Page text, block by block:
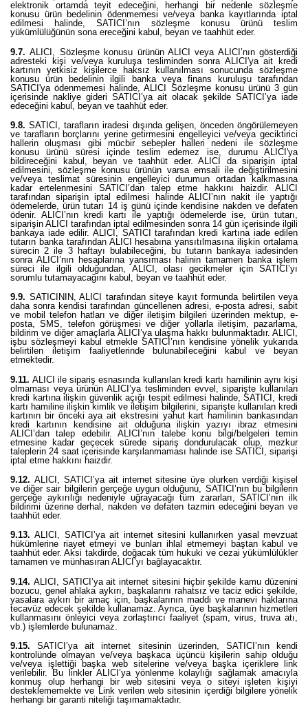
elektronik ortamda teyit edeceğini, herhangi bir nedenle sözleşme
konusu ürün bedelinin ödenmemesi ve/veya banka kayıtlarında iptal
edilmesi halinde, SATICI’nın sözleşme konusu ürünü teslim
yükümlülüğünün sona ereceğini kabul, beyan ve taahhüt eder.
9.7. ALICI, Sözleşme konusu ürünün ALICI veya ALICI’nın gösterdiği
adresteki kişi ve/veya kuruluşa tesliminden sonra ALICI'ya ait kredi
kartının yetkisiz kişilerce haksız kullanılması sonucunda sözleşme
konusu ürün bedelinin ilgili banka veya finans kuruluşu tarafından
SATICI'ya ödenmemesi halinde, ALICI Sözleşme konusu ürünü 3 gün
içerisinde nakliye gideri SATICI’ya ait olacak şekilde SATICI’ya iade
edeceğini kabul, beyan ve taahhüt eder.
9.8. SATICI, tarafların iradesi dışında gelişen, önceden öngörülemeyen
ve tarafların borçlarını yerine getirmesini engelleyici ve/veya geciktirici
hallerin oluşması gibi mücbir sebepler halleri nedeni ile sözleşme
konusu ürünü süresi içinde teslim edemez ise, durumu ALICI'ya
bildireceğini kabul, beyan ve taahhüt eder. ALICI da siparişin iptal
edilmesini, sözleşme konusu ürünün varsa emsali ile değiştirilmesini
ve/veya teslimat süresinin engelleyici durumun ortadan kalkmasına
kadar ertelenmesini SATICI’dan talep etme hakkını haizdir. ALICI
tarafından siparişin iptal edilmesi halinde ALICI’nın nakit ile yaptığı
ödemelerde, ürün tutarı 14 iş günü içinde kendisine nakden ve defaten
ödenir. ALICI’nın kredi kartı ile yaptığı ödemelerde ise, ürün tutarı,
siparişin ALICI tarafından iptal edilmesinden sonra 14 gün içerisinde ilgili
bankaya iade edilir. ALICI, SATICI tarafından kredi kartına iade edilen
tutarın banka tarafından ALICI hesabına yansıtılmasına ilişkin ortalama
sürecin 2 ile 3 haftayı bulabileceğini, bu tutarın bankaya iadesinden
sonra ALICI’nın hesaplarına yansıması halinin tamamen banka işlem
süreci ile ilgili olduğundan, ALICI, olası gecikmeler için SATICI’yı
sorumlu tutamayacağını kabul, beyan ve taahhüt eder.
9.9. SATICININ, ALICI tarafından siteye kayıt formunda belirtilen veya
daha sonra kendisi tarafından güncellenen adresi, e-posta adresi, sabit
ve mobil telefon hatları ve diğer iletişim bilgileri üzerinden mektup, e-
posta, SMS, telefon görüşmesi ve diğer yollarla iletişim, pazarlama,
bildirim ve diğer amaçlarla ALICI’ya ulaşma hakkı bulunmaktadır. ALICI,
işbu sözleşmeyi kabul etmekle SATICI’nın kendisine yönelik yukarıda
belirtilen iletişim faaliyetlerinde bulunabileceğini kabul ve beyan
etmektedir.
9.11. ALICI ile sipariş esnasında kullanılan kredi kartı hamilinin aynı kişi
olmaması veya ürünün ALICI’ya tesliminden evvel, siparişte kullanılan
kredi kartına ilişkin güvenlik açığı tespit edilmesi halinde, SATICI, kredi
kartı hamiline ilişkin kimlik ve iletişim bilgilerini, siparişte kullanılan kredi
kartının bir önceki aya ait ekstresini yahut kart hamilinin bankasından
kredi kartının kendisine ait olduğuna ilişkin yazıyı ibraz etmesini
ALICI’dan talep edebilir. ALICI’nın talebe konu bilgi/belgeleri temin
etmesine kadar geçecek sürede sipariş dondurulacak olup, mezkur
taleplerin 24 saat içerisinde karşılanmaması halinde ise SATICI, siparişi
iptal etme hakkını haizdir.
9.12. ALICI, SATICI’ya ait internet sitesine üye olurken verdiği kişisel
ve diğer sair bilgilerin gerçeğe uygun olduğunu, SATICI’nın bu bilgilerin
gerçeğe aykırılığı nedeniyle uğrayacağı tüm zararları, SATICI’nın ilk
bildirimi üzerine derhal, nakden ve defaten tazmin edeceğini beyan ve
taahhüt eder.
9.13. ALICI, SATICI’ya ait internet sitesini kullanırken yasal mevzuat
hükümlerine riayet etmeyi ve bunları ihlal etmemeyi baştan kabul ve
taahhüt eder. Aksi takdirde, doğacak tüm hukuki ve cezai yükümlülükler
tamamen ve münhasıran ALICI’yı bağlayacaktır.
9.14. ALICI, SATICI’ya ait internet sitesini hiçbir şekilde kamu düzenini
bozucu, genel ahlaka aykırı, başkalarını rahatsız ve taciz edici şekilde,
yasalara aykırı bir amaç için, başkalarının maddi ve manevi haklarına
tecavüz edecek şekilde kullanamaz. Ayrıca, üye başkalarının hizmetleri
kullanmasını önleyici veya zorlaştırıcı faaliyet (spam, virus, truva atı,
vb.) işlemlerde bulunamaz.
9.15. SATICI’ya ait internet sitesinin üzerinden, SATICI’nın kendi
kontrolünde olmayan ve/veya başkaca üçüncü kişilerin sahip olduğu
ve/veya işlettiği başka web sitelerine ve/veya başka içeriklere link
verilebilir. Bu linkler ALICI’ya yönlenme kolaylığı sağlamak amacıyla
konmuş olup herhangi bir web sitesini veya o siteyi işleten kişiyi
desteklememekte ve Link verilen web sitesinin içerdiği bilgilere yönelik
herhangi bir garanti niteliği taşımamaktadır.